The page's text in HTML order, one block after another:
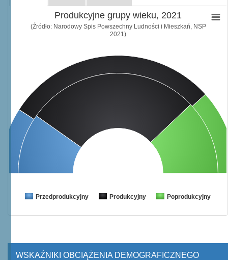
Produkcyjne grupy wieku, 2021
(Źródło: Narodowy Spis Powszechny Ludności i Mieszkań, NSP
2021)
Przedprodukcyjny Produkcyjny Poprodukcyjny
WSKAŹNIKI OBCIĄŻENIA DEMOGRAFICZNEGO